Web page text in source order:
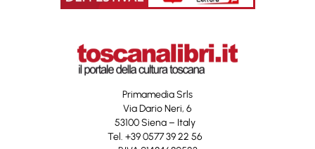
Primamedia Srls
Via Dario Neri, 6
53100 Siena – Italy
Tel. +39 0577 39 22 56